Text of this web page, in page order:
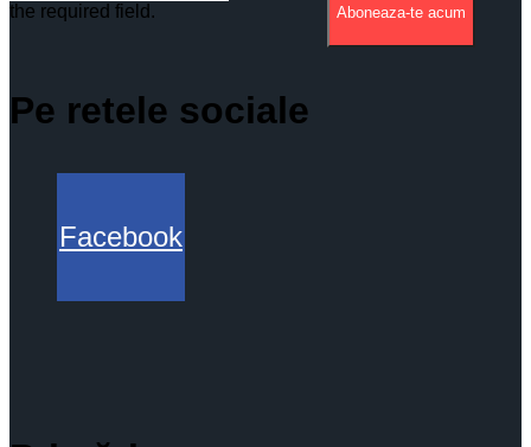
the required field.
Aboneaza-te acum
Pe retele sociale
Facebook